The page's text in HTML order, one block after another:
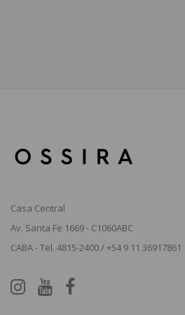
Casa Central
Av. Santa Fe 1669 - C1060ABC
CABA - Tel. 4815-2400 / +54 9 11 36917861